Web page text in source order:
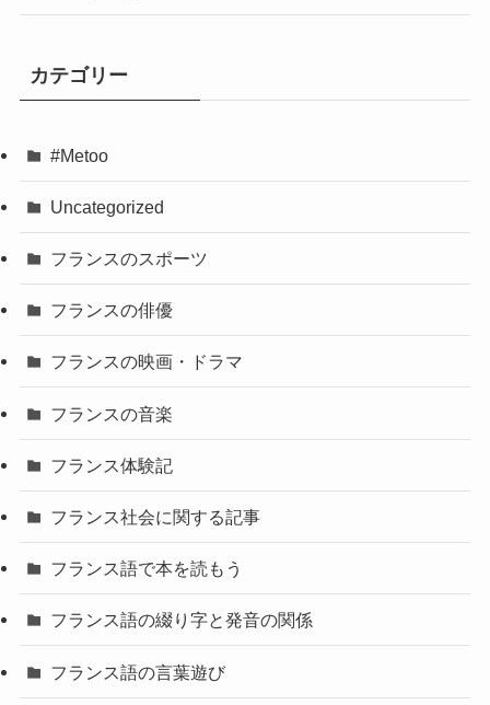
カテゴリー
#Metoo
Uncategorized
フランスのスポーツ
フランスの俳優
フランスの映画・ドラマ
フランスの音楽
フランス体験記
フランス社会に関する記事
フランス語で本を読もう
フランス語の綴り字と発音の関係
フランス語の言葉遊び